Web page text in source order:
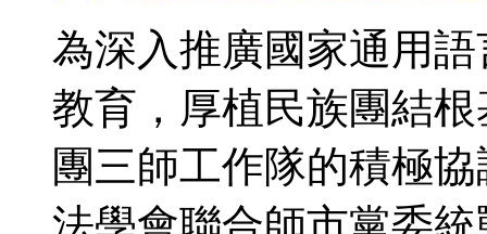
為深入推廣國家通用
教育，厚植民族團結
團三師工作隊的積極